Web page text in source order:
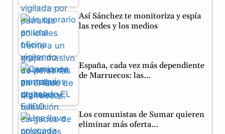
o
o
k
a
p
Así Sánchez te monitoriza y espía
las redes y los medios
España, cada vez más dependiente
de Marruecos: las…
Los comunistas de Sumar quieren
eliminar más oferta…